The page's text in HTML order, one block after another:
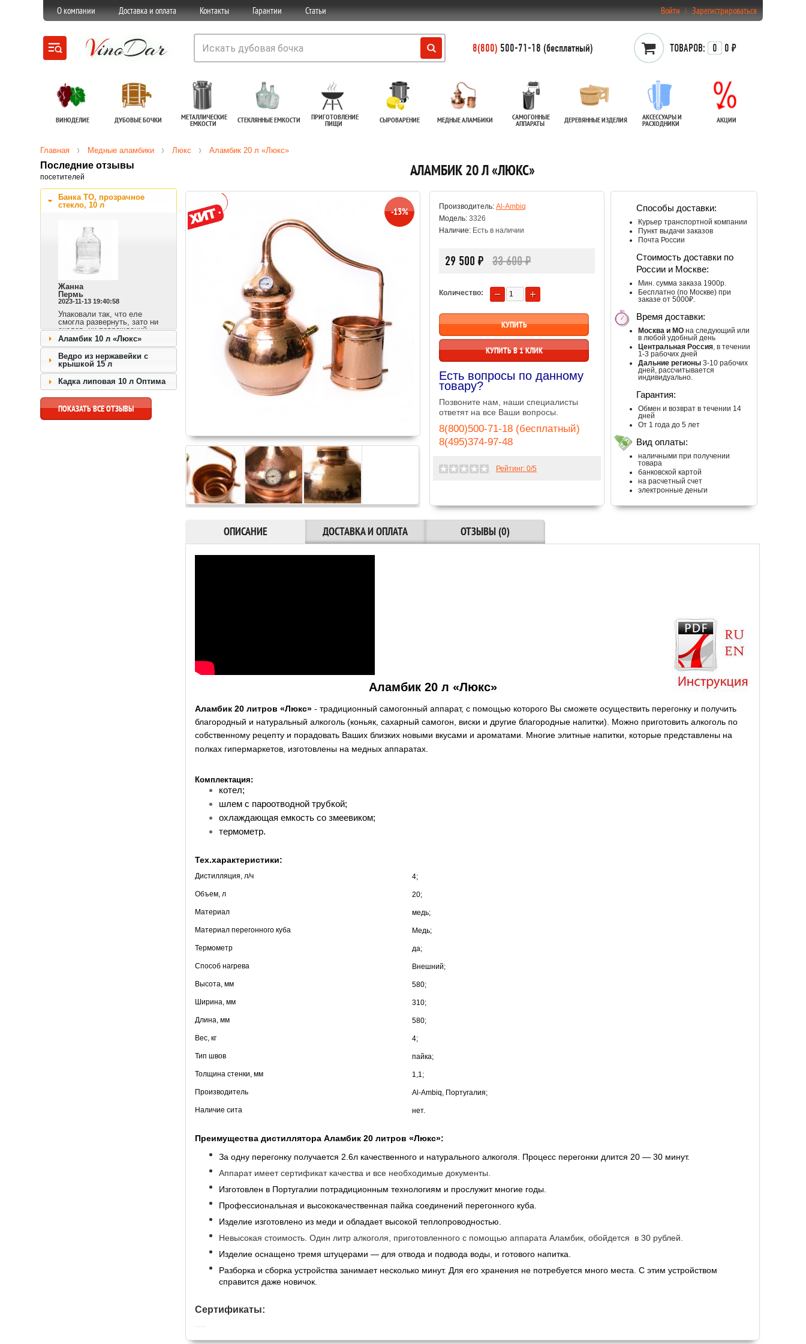
О компании Доставка и оплата Контакты Гарантии Статьи Войти Зарегистрироваться
8(800) 500-71-18 (бесплатный) ТОВАРОВ: 0 0 ₽
ВИНОДЕЛИЕ ДУБОВЫЕ БОЧКИ МЕТАЛЛИЧЕСКИЕ
ЕМКОСТИ СТЕКЛЯННЫЕ ЕМКОСТИ ПРИГОТОВЛЕНИЕ
ПИЩИ СЫРОВАРЕНИЕ МЕДНЫЕ АЛАМБИКИ САМОГОННЫЕ
АППАРАТЫ ДЕРЕВЯННЫЕ ИЗДЕЛИЯ АКСЕССУАРЫ И
РАСХОДНИКИ АКЦИИ
Главная Медные аламбики Люкс Аламбик 20 л «Люкс»
Последние отзывы
посетителей
Банка ТО, прозрачное
стекло, 10 л
Жанна
Пермь
2023-11-13 19:40:58
Упаковали так, что еле
смогла развернуть, зато ни
сколов, ни повреждений.
Сразу видно,
ответственный продавец и
доставка быстрая.
перейти к товару >>
Аламбик 10 л «Люкс»
Ведро из нержавейки с
крышкой 15 л
Кадка липовая 10 л Оптима
ПОКАЗАТЬ ВСЕ ОТЗЫВЫ
АЛАМБИК 20 Л «ЛЮКС»
-13% Производитель: Al-Ambiq
Модель: 3326
Наличие: Есть в наличии
29 500 ₽ 33 600 ₽
Количество:
КУПИТЬ В 1 КЛИК
Есть вопросы по данному
товару?
Позвоните нам, наши специалисты
ответят на все Ваши вопросы.
8(800)500-71-18 (бесплатный)
8(495)374-97-48
Рейтинг: 0/5
Способы доставки:
Курьер транспортной компании
Пункт выдачи заказов
Почта России
Стоимость доставки по
России и Москве:
Мин. сумма заказа 1900р.
Бесплатно (по Москве) при
заказе от 5000₽.
Время доставки:
Москва и МО на следующий или
в любой удобный день
Центральная Россия, в течении
1-3 рабочих дней
Дальние регионы 3-10 рабочих
дней, рассчитывается
индивидуально.
Гарантия:
Обмен и возврат в течении 14
дней
От 1 года до 5 лет
Вид оплаты:
наличными при получении
товара
банковской картой
на расчетный счет
электронные деньги
ОПИСАНИЕ ДОСТАВКА И ОПЛАТА ОТЗЫВЫ (0)
Аламбик 20 л «Люкс»
Аламбик 20 литров «Люкс» - традиционный самогонный аппарат, с помощью которого Вы сможете осуществить перегонку и получить
благородный и натуральный алкоголь (коньяк, сахарный самогон, виски и другие благородные напитки). Можно приготовить алкоголь по
собственному рецепту и порадовать Ваших близких новыми вкусами и ароматами. Многие элитные напитки, которые представлены на
полках гипермаркетов, изготовлены на медных аппаратах.
Комплектация:
котел;
шлем с пароотводной трубкой;
охлаждающая емкость со змеевиком;
термометр.
Тех.характеристики:
Дистилляция, л/ч 4;
Объем, л 20;
Материал медь;
Материал перегонного куба Медь;
Термометр да;
Способ нагрева Внешний;
Высота, мм 580;
Ширина, мм 310;
Длина, мм 580;
Вес, кг 4;
Тип швов пайка;
Толщина стенки, мм 1,1;
Производитель Al-Ambiq, Португалия;
Наличие сита нет.
Преимущества дистиллятора Аламбик 20 литров «Люкс»:
За одну перегонку получается 2.6л качественного и натурального алкоголя. Процесс перегонки длится 20 — 30 минут.
Аппарат имеет сертификат качества и все необходимые документы.
Изготовлен в Португалии потрадиционным технологиям и прослужит многие годы.
Профессиональная и высококачественная пайка соединений перегонного куба.
Изделие изготовлено из меди и обладает высокой теплопроводностью.
Невысокая стоимость. Один литр алкоголя, приготовленного с помощью аппарата Аламбик, обойдется в 30 рублей.
Изделие оснащено тремя штуцерами — для отвода и подвода воды, и готового напитка.
Разборка и сборка устройства занимает несколько минут. Для его хранения не потребуется много места. С этим устройством
справится даже новичок.
Сертификаты: